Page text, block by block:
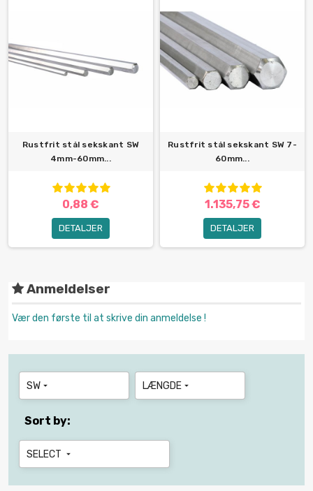
Rustfrit stål sekskant SW
4mm-60mm...
0,88 €
DETALJER
Rustfrit stål sekskant SW 7-
60mm...
1.135,75 €
DETALJER
Anmeldelser
Vær den første til at skrive din anmeldelse !
SW  LÆNGDE 
Sort by:
SELECT 